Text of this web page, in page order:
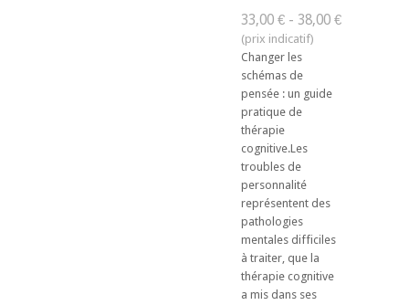
33,00 € - 38,00 €
Changer les
schémas de
pensée : un guide
pratique de
thérapie
cognitive.Les
troubles de
personnalité
représentent des
pathologies
mentales difficiles
à traiter, que la
thérapie cognitive
a mis dans ses